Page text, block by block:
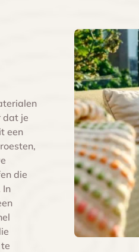
dat je
een
die
In